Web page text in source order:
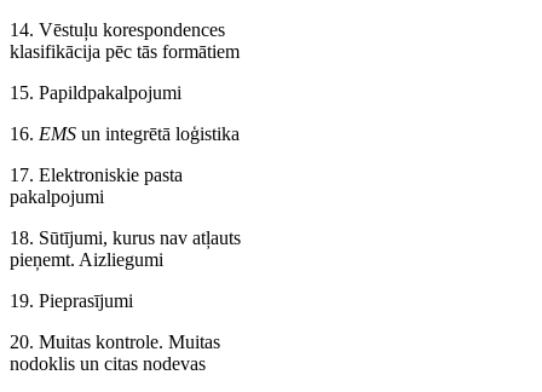
14. Vēstuļu korespondences
klasifikācija pēc tās formātiem
15. Papildpakalpojumi
16. EMS un integrētā loģistika
17. Elektroniskie pasta
pakalpojumi
18. Sūtījumi, kurus nav atļauts
pieņemt. Aizliegumi
19. Pieprasījumi
20. Muitas kontrole. Muitas
nodoklis un citas nodevas